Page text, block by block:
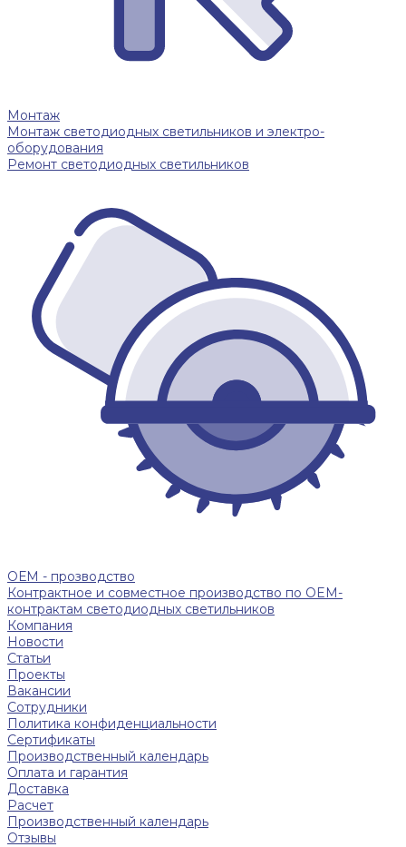
Монтаж
Монтаж светодиодных светильников и электро-
оборудования
Ремонт светодиодных светильников
ОЕМ - прозводство
Контрактное и совместное производство по OEM-
контрактам светодиодных светильников
Компания
Новости
Статьи
Проекты
Вакансии
Сотрудники
Политика конфиденциальности
Сертификаты
Производственный календарь
Оплата и гарантия
Доставка
Расчет
Производственный календарь
Отзывы